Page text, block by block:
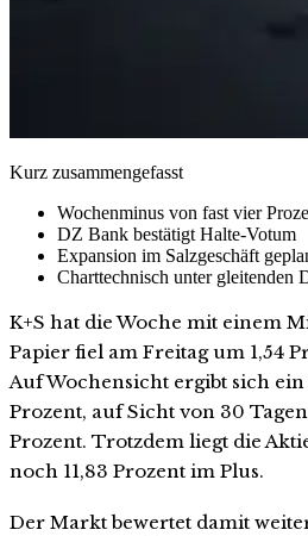
Kurz zusammengefasst
Wochenminus von fast vier
DZ Bank bestätigt Halte-Votum
Expansion im Salzgeschäft
Charttechnisch unter gleitenden
K+S hat die Woche mit einem
Papier fiel am Freitag um 1,54
Auf Wochensicht ergibt sich
Prozent, auf Sicht von 30
Prozent. Trotzdem liegt die
noch 11,83 Prozent im Plus.
Der Markt bewertet damit